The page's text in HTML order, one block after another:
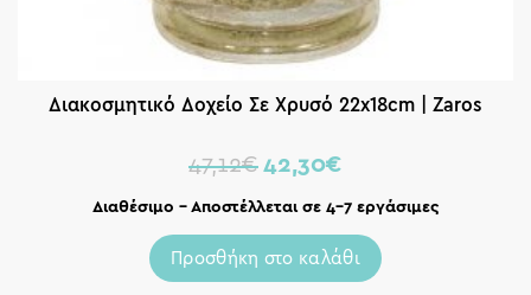
Διακοσμητικό Δοχείο Σε Χρυσό 22x18cm | Zaros
47,12€ 42,30€
Διαθέσιμο – Αποστέλλεται σε 4-7 εργάσιμες
Προσθήκη στο καλάθι